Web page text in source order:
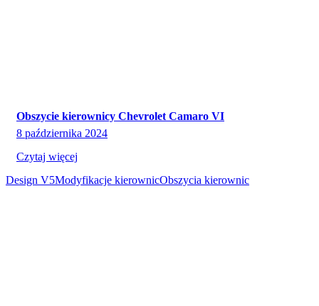
Obszycie kierownicy Chevrolet Camaro VI
8 października 2024
Czytaj więcej
Design V5Modyfikacje kierownicObszycia kierownic